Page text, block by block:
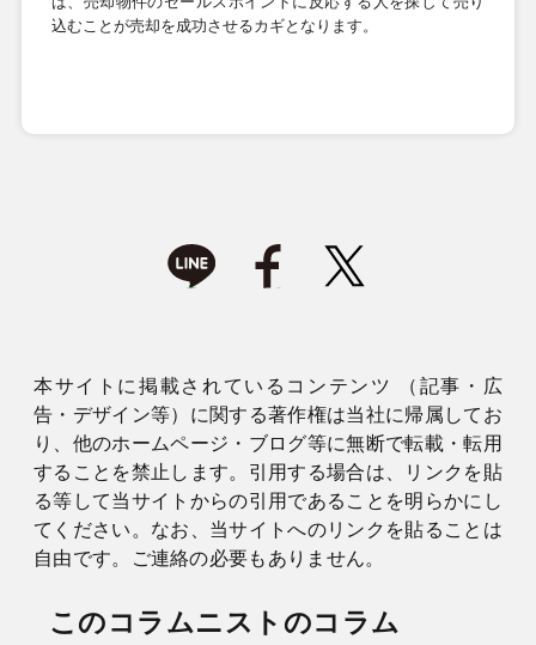
込むことが売却を成功させるカギとなります。
本サイトに掲載されているコンテンツ （記事・広
告・デザイン等）に関する著作権は当社に帰属してお
り、他のホームページ・ブログ等に無断で転載・転用
することを禁止します。引用する場合は、リンクを貼
る等して当サイトからの引用であることを明らかにし
てください。なお、当サイトへのリンクを貼ることは
自由です。ご連絡の必要もありません。
このコラムニストのコラム